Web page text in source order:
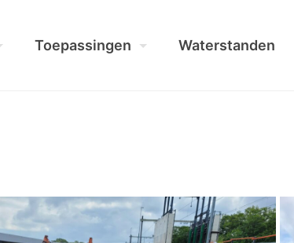
Toepassingen Waterstanden